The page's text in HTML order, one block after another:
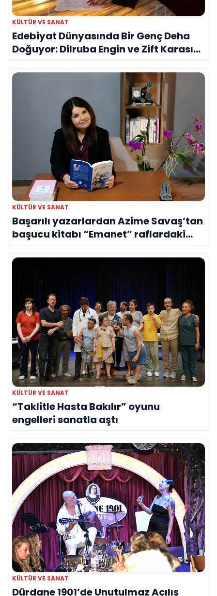
KÜLTÜR VE SANAT
Edebiyat Dünyasında Bir Genç Deha
Doğuyor: Dilruba Engin ve Zift Karası
Evreni ‘AVENOİR’
KÜLTÜR VE SANAT
Başarılı yazarlardan Azime Savaş’tan
başucu kitabı “Emanet” raflardaki
yerini aldı
KÜLTÜR VE SANAT
“Taklitle Hasta Bakılır” oyunu
engelleri sanatla aştı
KÜLTÜR VE SANAT
Dürdane 1901’de Unutulmaz Açılış